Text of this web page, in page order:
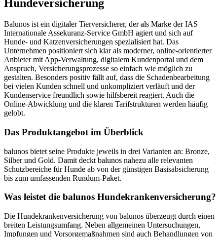
Hundeversicherung
Balunos ist ein digitaler Tierversicherer, der als Marke der IAS
Internationale Assekuranz-Service GmbH agiert und sich auf
Hunde- und Katzenversicherungen spezialisiert hat. Das
Unternehmen positioniert sich klar als moderner, online-orientierter
Anbieter mit App-Verwaltung, digitalem Kundenportal und dem
Anspruch, Versicherungsprozesse so einfach wie möglich zu
gestalten. Besonders positiv fällt auf, dass die Schadenbearbeitung
bei vielen Kunden schnell und unkompliziert verläuft und der
Kundenservice freundlich sowie hilfsbereit reagiert. Auch die
Online-Abwicklung und die klaren Tarifstrukturen werden häufig
gelobt.
Das Produktangebot im Überblick
balunos bietet seine Produkte jeweils in drei Varianten an: Bronze,
Silber und Gold. Damit deckt balunos nahezu alle relevanten
Schutzbereiche für Hunde ab von der günstigen Basisabsicherung
bis zum umfassenden Rundum-Paket.
Was leistet die balunos Hundekrankenversicherung?
Die Hundekrankenversicherung von balunos überzeugt durch einen
breiten Leistungsumfang. Neben allgemeinen Untersuchungen,
Impfungen und Vorsorgemaßnahmen sind auch Behandlungen von